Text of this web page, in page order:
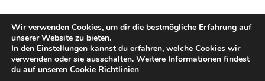
Impressum​
Datenschutzerklärung
Cookie Richtlinien
Wir verwenden Cookies, um dir die bestmögliche Erfahrung auf
unserer Website zu bieten.
In den Einstellungen kannst du erfahren, welche Cookies wir
verwenden oder sie ausschalten. Weitere Informationen findest
du auf unseren Cookie Richtlinien